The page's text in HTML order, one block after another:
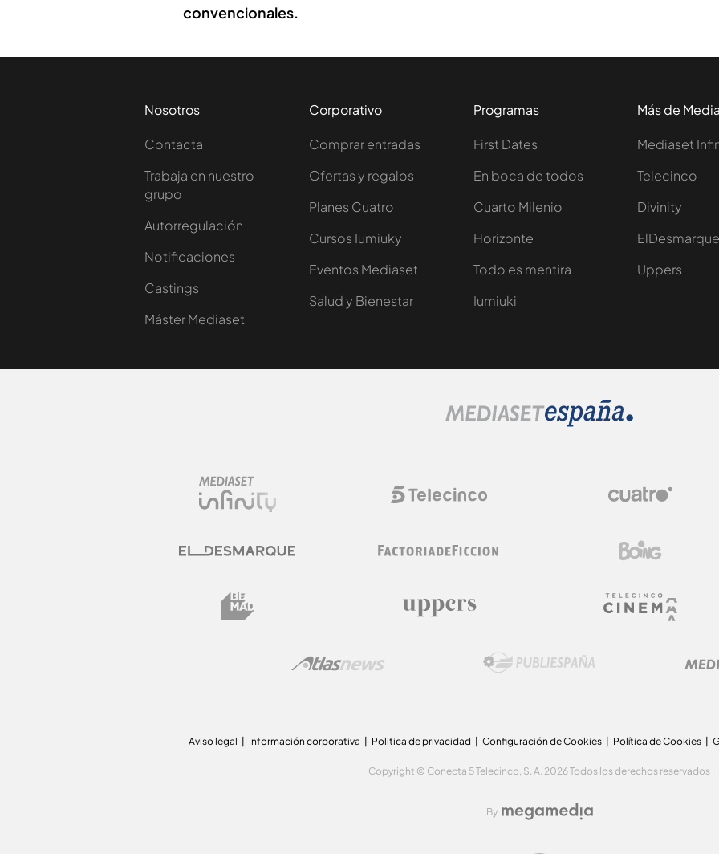
convencionales.
Nosotros
Contacta
Trabaja en nuestro
grupo
Autorregulación
Notificaciones
Castings
Máster Mediaset
Corporativo
Comprar entradas
Ofertas y regalos
Planes Cuatro
Cursos Iumiuky
Eventos Mediaset
Salud y Bienestar
Programas
First Dates
En boca de todos
Cuarto Milenio
Horizonte
Todo es mentira
Iumiuki
Más de
Mediaset
Telecinco
Divinity
ElDesmarque
Uppers
Aviso legal Información corporativa Politica de privacidad Configuración de Cookies Política de Cookies
Copyright © Conecta 5 Telecinco, S. A. 2026 Todos los derechos reservados
By